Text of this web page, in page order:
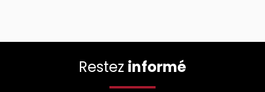
Restez informé